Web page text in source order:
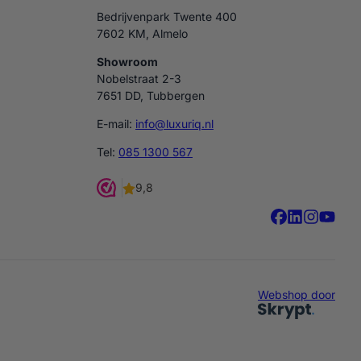
Bedrijvenpark Twente 400
7602 KM, Almelo
Showroom
Nobelstraat 2-3
7651 DD, Tubbergen
E-mail: info@luxuriq.nl
Tel: 085 1300 567
Webshop door